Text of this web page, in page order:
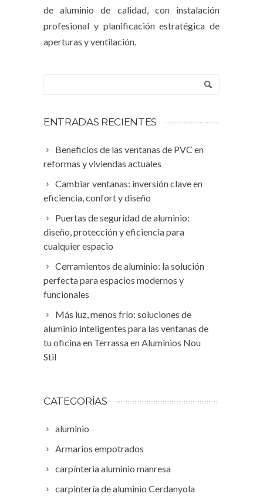
de aluminio de calidad, con instalación
profesional y planificación estratégica de
aperturas y ventilación.
ENTRADAS RECIENTES
Beneficios de las ventanas de PVC en
reformas y viviendas actuales
Cambiar ventanas: inversión clave en
eficiencia, confort y diseño
Puertas de seguridad de aluminio:
diseño, protección y eficiencia para
cualquier espacio
Cerramientos de aluminio: la solución
perfecta para espacios modernos y
funcionales
Más luz, menos frío: soluciones de
aluminio inteligentes para las ventanas de
tu oficina en Terrassa en Aluminios Nou
Stil
CATEGORÍAS
aluminio
Armarios empotrados
carpínteria aluminio manresa
carpintería de aluminio Cerdanyola